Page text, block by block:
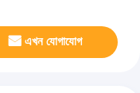
এখন যোগাযোগ